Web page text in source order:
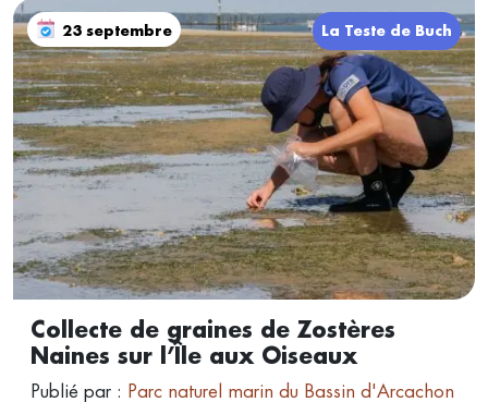
23 septembre La Teste de Buch
Collecte de graines de Zostères
Naines sur l’Île aux Oiseaux
Publié par : Parc naturel marin du Bassin d'Arcachon